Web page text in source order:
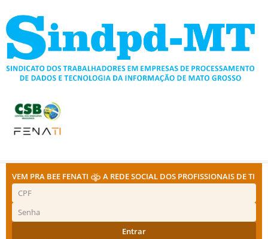
para
conteúdo
VEM PRA BEE FENATI A REDE SOCIAL DOS PROFISSIONAIS DE TI
Entrar